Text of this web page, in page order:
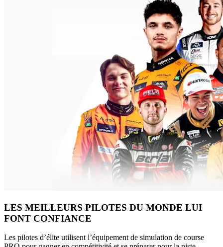
LES MEILLEURS PILOTES DU MONDE LUI
FONT CONFIANCE
Les pilotes d’élite utilisent l’équipement de simulation de course